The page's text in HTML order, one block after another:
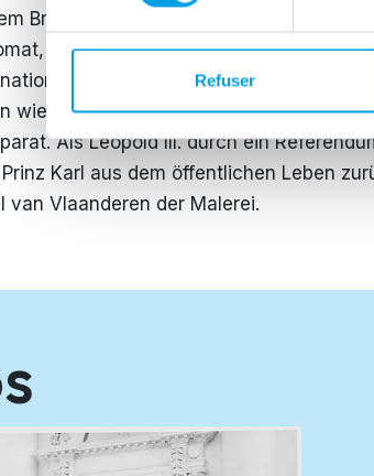
Refuser
Bruder empfohlenen
und während seiner Regentschaft
Bühne einnehmen. Er hatte
wie an der Aufnahme Belgiens in die
Als Leopold III. durch ein
Karl aus dem öffentlichen Leben
van Vlaanderen der Malerei.